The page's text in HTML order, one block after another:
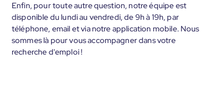
Enfin, pour toute autre question, notre équipe est
disponible du lundi au vendredi, de 9h à 19h, par
téléphone, email et via notre application mobile. Nous
sommes là pour vous accompagner dans votre
recherche d'emploi !